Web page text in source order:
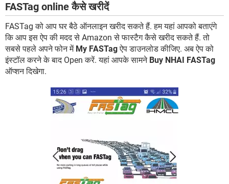
FASTag online कैसे खरीदें
FASTag को आप घर बैठे ऑनलाइन खरीद सकते हैं. हम यहां आपको बताएंगे
कि आप इस ऐप की मदद से Amazon से फास्टैग कैसे खरीद सकते हैं. तो
सबसे पहले अपने फोन में My FASTagऐप डाउनलोड कीजिए. अब ऐप को
इंस्टॉल करने के बाद Open करें. यहां आपके सामने Buy NHAI FASTag
ऑप्शन दिखेगा.